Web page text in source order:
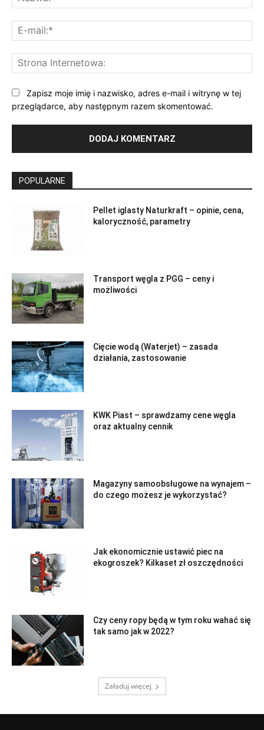
Zapisz moje imię i nazwisko, adres e-mail i witrynę w tej
przeglądarce, aby następnym razem skomentować.
POPULARNE
Pellet iglasty Naturkraft – opinie, cena,
kaloryczność, parametry
Transport węgla z PGG – ceny i
możliwości
Cięcie wodą (Waterjet) – zasada
działania, zastosowanie
KWK Piast – sprawdzamy cene węgla
oraz aktualny cennik
Magazyny samoobsługowe na wynajem –
do czego możesz je wykorzystać?
Jak ekonomicznie ustawić piec na
ekogroszek? Kilkaset zł oszczędności
Czy ceny ropy będą w tym roku wahać się
tak samo jak w 2022?
Załaduj więcej